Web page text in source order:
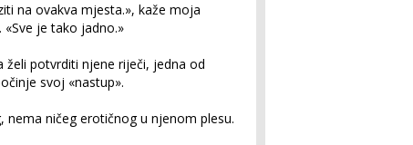
na ovakva mjesta.», kaže moja
je tako jadno.»
potvrditi njene riječi, jedna od
svoj «nastup».
nema ničeg erotičnog u njenom plesu.